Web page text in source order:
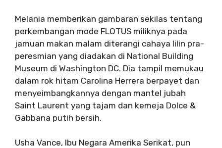
Melania memberikan gambaran sekilas tentang
perkembangan mode FLOTUS miliknya pada
jamuan makan malam diterangi cahaya lilin pra-
peresmian yang diadakan di National Building
Museum di Washington DC. Dia tampil memukau
dalam rok hitam Carolina Herrera berpayet dan
menyeimbangkannya dengan mantel jubah
Saint Laurent yang tajam dan kemeja Dolce &
Gabbana putih bersih.
Usha Vance, Ibu Negara Amerika Serikat, pun